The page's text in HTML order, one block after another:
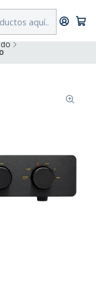
Metropolitana por